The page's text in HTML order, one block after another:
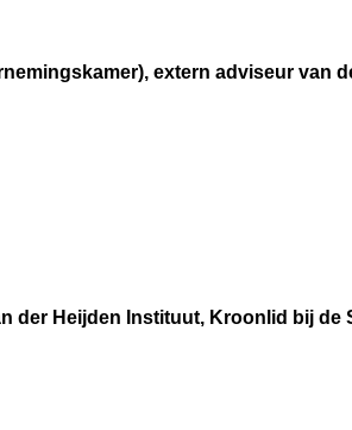
extern adviseur van
der Heijden Instituut, Kroonlid bij de